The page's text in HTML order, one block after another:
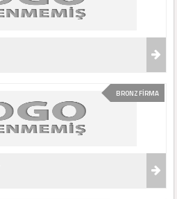
BRONZ FİRMA